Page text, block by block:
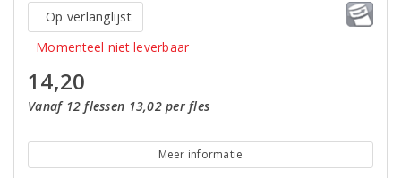
Op verlanglijst
Momenteel niet leverbaar
14,20
Vanaf 12 flessen 13,02 per fles
Meer informatie